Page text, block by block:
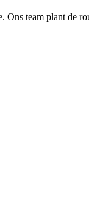
team plant de